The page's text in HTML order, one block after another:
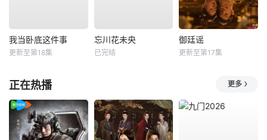
我当卧底这件事
更新至第18集
忘川花未央
已完结
御廷谣
更新至第17集
正在热播 更多